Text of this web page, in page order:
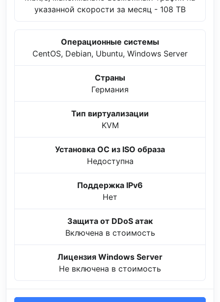
указанной скорости за месяц - 108 TB
Операционные системы
CentOS, Debian, Ubuntu, Windows Server
Страны
Германия
Тип виртуализации
KVM
Установка ОС из ISO образа
Недоступна
Поддержка IPv6
Нет
Защита от DDoS атак
Включена в стоимость
Лицензия Windows Server
Не включена в стоимость